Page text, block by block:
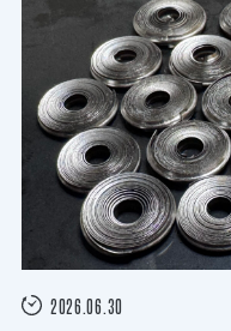
2026.06.30